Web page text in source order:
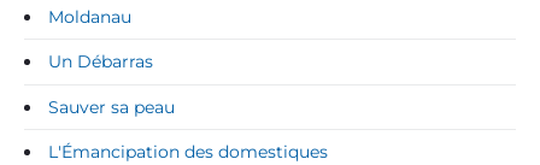
Moldanau
Un Débarras
Sauver sa peau
L'Émancipation des domestiques